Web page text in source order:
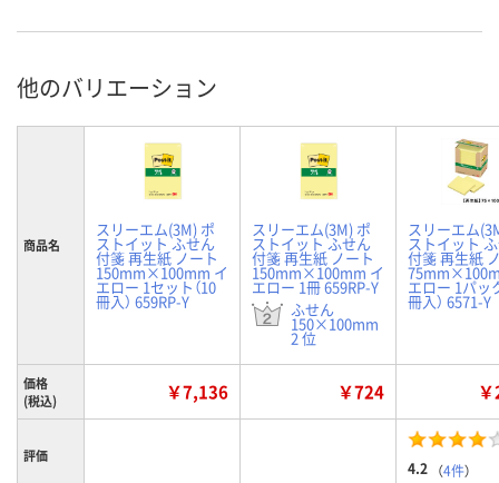
他のバリエーション
商品名
スリーエム(3M) ポ
ストイット ふせん
付箋 再生紙 ノート
150mm×100mm イ
エロー 1セット（10
冊入） 659RP-Y
スリーエム(3M) ポ
ストイット ふせん
付箋 再生紙 ノート
150mm×100mm イ
エロー 1冊 659RP-Y
ふせん
150×100mm
2 位
スリーエム
ストイット
付箋 再生紙
エロー 1パッ
冊入） 6571-Y
価格
(税込)
￥7,136 ￥724
評価
4.2 （4件）